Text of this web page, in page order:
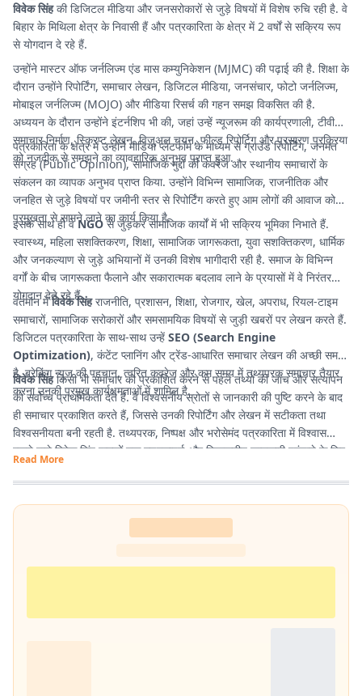
विवेक सिंहकी डिजिटल मीडिया और जनसरोकारों से जुड़े विषयों में विशेष रुचि रही है. वे
बिहार के मिथिला क्षेत्र के निवासी हैं और पत्रकारिता के क्षेत्र में 2 वर्षों से सक्रिय रूप
से योगदान दे रहे हैं.
उन्होंने मास्टर ऑफ जर्नलिज्म एंड मास कम्युनिकेशन (MJMC) की पढ़ाई की है. शिक्षा के
दौरान उन्होंने रिपोर्टिंग, समाचार लेखन, डिजिटल मीडिया, जनसंचार, फोटो जर्नलिज्म,
मोबाइल जर्नलिज्म (MOJO) और मीडिया रिसर्च की गहन समझ विकसित की है.
अध्ययन के दौरान उन्होंने इंटर्नशिप भी की, जहां उन्हें न्यूजरूम की कार्यप्रणाली, टीवी
समाचार निर्माण, स्क्रिप्ट लेखन, विजुअल चयन, फील्ड रिपोर्टिग और प्रसारण प्रक्रिया
को नजदीक से समझने का व्यावहारिक अनुभव प्राप्त हुआ.
पत्रकारिता के क्षेत्र में उन्होंने मीडिया प्लेटफॉर्म के माध्यम से ग्राउंड रिपोर्टिंग, जनमत
संग्रह (Public Opinion), सामाजिक मुद्दों की कवरेज और स्थानीय समाचारों के
संकलन का व्यापक अनुभव प्राप्त किया. उन्होंने विभिन्न सामाजिक, राजनीतिक और
जनहित से जुड़े विषयों पर जमीनी स्तर से रिपोर्टिंग करते हुए आम लोगों की आवाज को
प्रमुखता से सामने लाने का कार्य किया है.
इसके साथ ही वेNGOसे जुड़कर सामाजिक कार्यों में भी सक्रिय भूमिका निभाते हैं.
स्वास्थ्य, महिला सशक्तिकरण, शिक्षा, सामाजिक जागरूकता, युवा सशक्तिकरण, धार्मिक
और जनकल्याण से जुड़े अभियानों में उनकी विशेष भागीदारी रही है. समाज के विभिन्न
वर्गों के बीच जागरूकता फैलाने और सकारात्मक बदलाव लाने के प्रयासों में वे निरंतर
योगदान देते रहे हैं.
वर्तमान मेंविवेक सिंहराजनीति, प्रशासन, शिक्षा, रोजगार, खेल, अपराध, रियल-टाइम
समाचारों, सामाजिक सरोकारों और समसामयिक विषयों से जुड़ी खबरों पर लेखन करते हैं.
डिजिटल पत्रकारिता के साथ-साथ उन्हें SEO (Search Engine
Optimization), कंटेंट प्लानिंग और ट्रेंड-आधारित समाचार लेखन की अच्छी समझ
है. ब्रेकिंग न्यूज की पहचान, त्वरित कवरेज और कम समय में तथ्यपरक समाचार तैयार
करना उनकी प्रमुख कार्यक्षमताओं में शामिल है.
विवेक सिंहकिसी भी समाचार को प्रकाशित करने से पहले तथ्यों की जांच और सत्यापन
को सर्वोच्च प्राथमिकता देते हैं. वे विश्वसनीय स्रोतों से जानकारी की पुष्टि करने के बाद
ही समाचार प्रकाशित करते हैं, जिससे उनकी रिपोर्टिंग और लेखन में सटीकता तथा
विश्वसनीयता बनी रहती है. तथ्यपरक, निष्पक्ष और भरोसेमंद पत्रकारिता में विश्वास
रखने वाले विवेक सिंह पाठकों तक गुणवत्तापूर्ण और विश्वसनीय जानकारी पहुंचाने के लिए
प्रतिबद्ध हैं.
Read More